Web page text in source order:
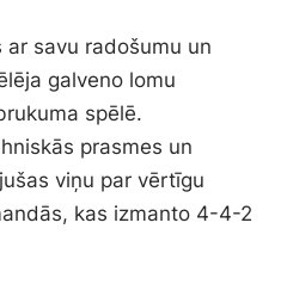
ar savu radošumu un
galveno lomu
spēlē.
prasmes un
viņu par vērtīgu
kas izmanto 4-4-2